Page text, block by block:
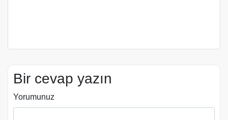
Bir cevap yazın
Yorumunuz